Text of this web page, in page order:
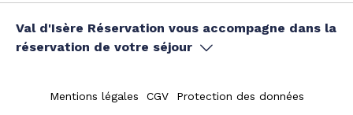
Val d'Isère Réservation vous accompagne dans la
réservation de votre séjour
Mentions légales CGV
Protection des données